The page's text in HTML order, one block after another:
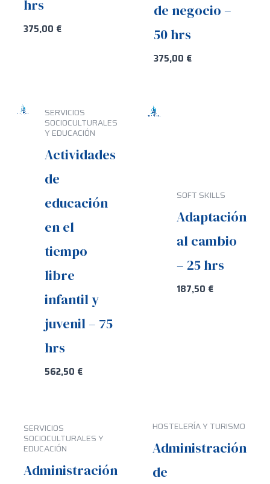
hrs
375,00 €
de negocio –
50 hrs
375,00 €
SERVICIOS
SOCIOCULTURALES
Y EDUCACIÓN
Actividades
de
educación
en el
tiempo
libre
infantil y
juvenil – 75
hrs
562,50 €
SOFT SKILLS
Adaptación
al cambio
– 25 hrs
187,50 €
SERVICIOS
SOCIOCULTURALES Y
EDUCACIÓN
Administración
HOSTELERÍA Y TURISMO
Administración
de